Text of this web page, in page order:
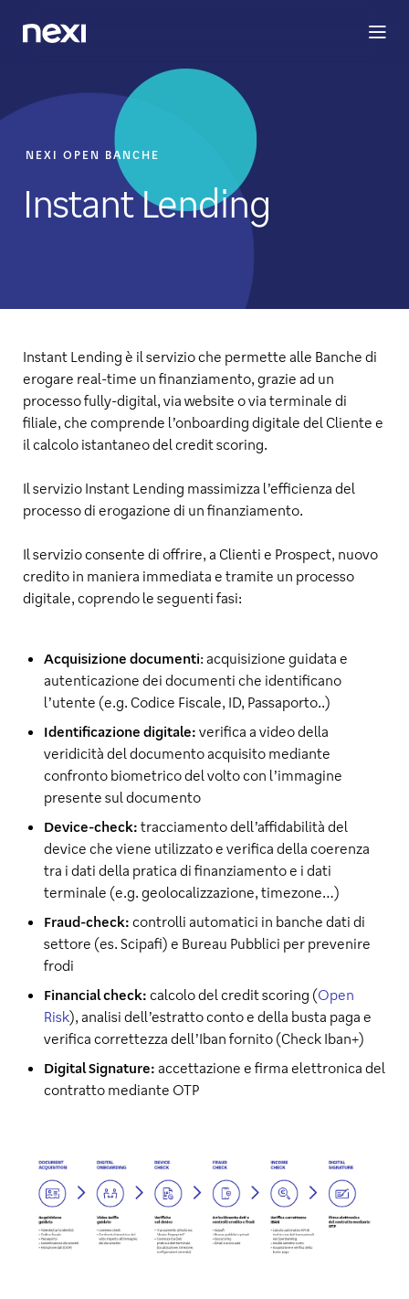
INVESTORSSOSTENIBILITÀ
NEXI OPEN BANCHE
Instant Lending
Instant Lending è il servizio che permette alle Banche di
erogare real-time un finanziamento, grazie ad un
processo fully-digital, via website o via terminale di
filiale, che comprende l’onboarding digitale del Cliente e
il calcolo istantaneo del credit scoring.
Il servizio Instant Lending massimizza l’efficienza del
processo di erogazione di un finanziamento.
Il servizio consente di offrire, a Clienti e Prospect, nuovo
credito in maniera immediata e tramite un processo
digitale, coprendo le seguenti fasi:
Acquisizione documenti: acquisizione guidata e
autenticazione dei documenti che identificano
l’utente (e.g. Codice Fiscale, ID, Passaporto..)
Identificazione digitale: verifica a video della
veridicità del documento acquisito mediante
confronto biometrico del volto con l’immagine
presente sul documento
Device-check: tracciamento dell’affidabilità del
device che viene utilizzato e verifica della coerenza
tra i dati della pratica di finanziamento e i dati
terminale (e.g. geolocalizzazione, timezone…)
Fraud-check: controlli automatici in banche dati di
settore (es. Scipafi) e Bureau Pubblici per prevenire
frodi
Financial check: calcolo del credit scoring (Open
Risk), analisi dell’estratto conto e della busta paga e
verifica correttezza dell’Iban fornito (Check Iban+)
Digital Signature: accettazione e firma elettronica del
contratto mediante OTP